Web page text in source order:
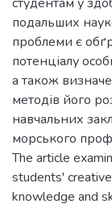
подальших
проблеми є
потенціалу
а також
методів його
навчальних
морського
The article
students'
knowledge and